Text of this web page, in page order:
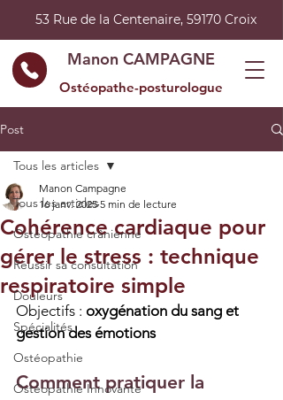
53 Rue de la Centenaire, 59170 Croix
Manon CAMPAGNE
Ostéopathe-posturologue
Post
Tous les articles
Ostéopathie crânienne
Réussir sa consultation
Douleurs
Spécialités
Ostéopathie
Ostéopathie Innovante
Tous les articles
Cohérence cardiaque pour
gérer le stress : technique
respiratoire simple
Manon Campagne
16 janv. 2025 5 min de lecture
Objectifs : oxygénation du sang et
gestion des émotions
Comment pratiquer la